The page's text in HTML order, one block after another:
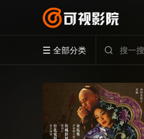
 全部分类 